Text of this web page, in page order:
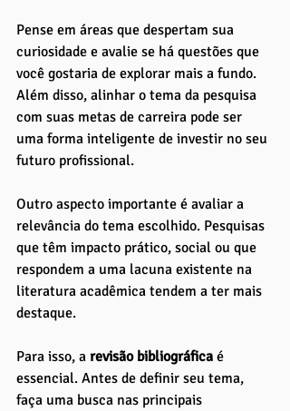
Pense em áreas que despertam sua
curiosidade e avalie se há questões que
você gostaria de explorar mais a fundo.
Além disso, alinhar o tema da pesquisa
com suas metas de carreira pode ser
uma forma inteligente de investir no seu
futuro profissional.
Outro aspecto importante é avaliar a
relevância do tema escolhido. Pesquisas
que têm impacto prático, social ou que
respondem a uma lacuna existente na
literatura acadêmica tendem a ter mais
destaque.
Para isso, a revisão bibliográfica é
essencial. Antes de definir seu tema,
faça uma busca nas principais